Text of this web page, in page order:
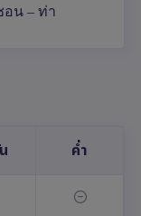
น – ท่า
ค่ำ